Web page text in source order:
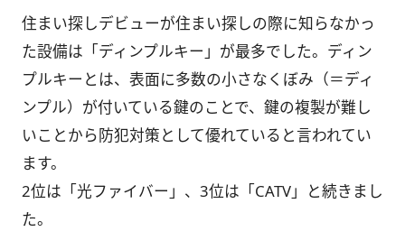
住まい探しデビューが住まい探しの際に知らなかっ
た設備は「ディンプルキー」が最多でした。ディン
プルキーとは、表面に多数の小さなくぼみ（＝ディ
ンプル）が付いている鍵のことで、鍵の複製が難し
いことから防犯対策として優れていると言われてい
ます。
2位は「光ファイバー」、3位は「CATV」と続きまし
た。